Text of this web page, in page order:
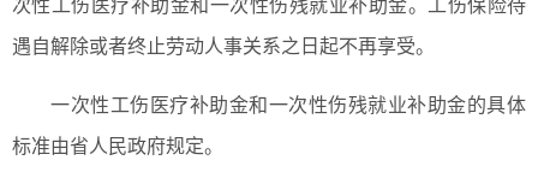
次性工伤医疗补助金和一次性伤残就业补助金。工伤保险待
遇自解除或者终止劳动人事关系之日起不再享受。
一次性工伤医疗补助金和一次性伤残就业补助金的具体
标准由省人民政府规定。